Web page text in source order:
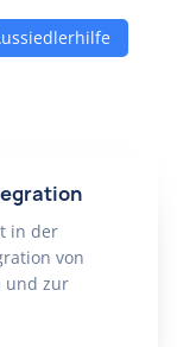
in der
von
und zur